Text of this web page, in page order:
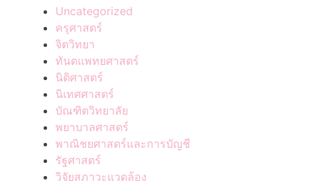
Uncategorized
ครุศาสตร์
จิตวิทยา
ทันตแพทยศาสตร์
นิติศาสตร์
นิเทศศาสตร์
บัณฑิตวิทยาลัย
พยาบาลศาสตร์
พาณิชยศาสตร์และการบัญชี
รัฐศาสตร์
วิจัยสภาวะแวดล้อง